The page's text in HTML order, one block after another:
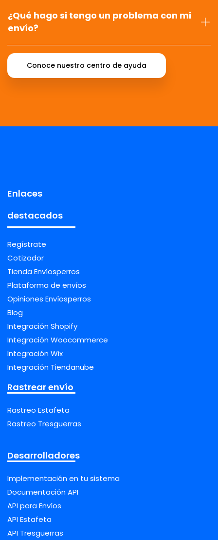
¿Qué hago si tengo un problema con mi
envío?
Conoce nuestro centro de ayuda
Enlaces
destacados
Regístrate
Cotizador
Tienda Envíosperros
Plataforma de envíos
Opiniones Envíosperros
Blog
Integración Shopify
Integración Woocommerce
Integración Wix
Integración Tiendanube
Rastrear envío
Rastreo Estafeta
Rastreo Tresguerras
Desarrolladores
Implementación en tu sistema
Documentación API
API para Envíos
API Estafeta
API Tresguerras